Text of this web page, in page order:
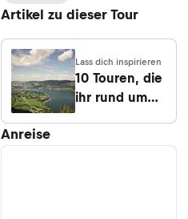
Artikel zu dieser Tour
Lass dich inspirieren
10 Touren, die
ihr rund um
Anreise